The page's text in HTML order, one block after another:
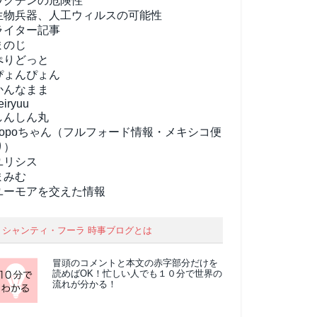
物兵器、人工ウィルスの可能性
イター記事
のじ
りどっと
ょんぴょん
んなまま
んしん丸
ちゃん（フルフォード情報・メキシコ便
リシス
みむ
ーモアを交えた情報
シャンティ・フーラ 時事ブログとは
冒頭のコメントと本文の赤字部分だけを
読めばOK！忙しい人でも１０分で世界の
流れが分かる！